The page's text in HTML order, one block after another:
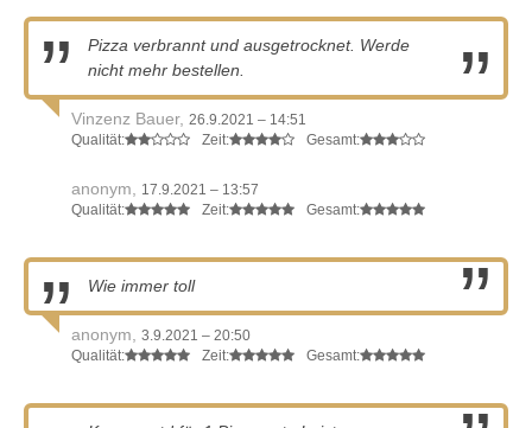
Pizza verbrannt und ausgetrocknet. Werde
nicht mehr bestellen.
Vinzenz Bauer, 26.9.2021 – 14:51
Qualität:
Zeit: Gesamt:
anonym,
17.9.2021 – 13:57
Qualität:
Zeit: Gesamt:
Wie immer toll
anonym, 3.9.2021 – 20:50
Qualität:
Zeit: Gesamt: